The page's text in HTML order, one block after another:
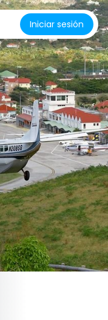
Iniciar sesión